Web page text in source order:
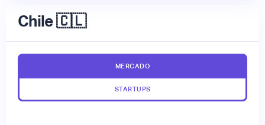
Chile 🇨🇱
MERCADO
STARTUPS